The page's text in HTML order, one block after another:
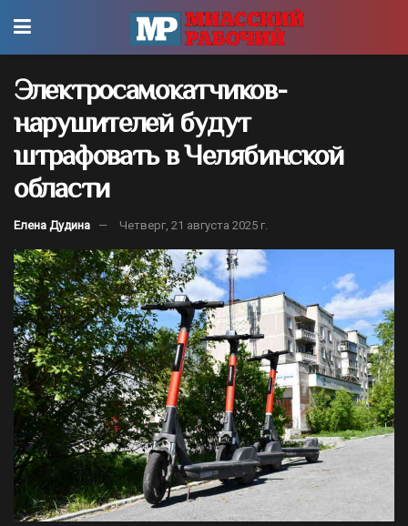
Электросамокатчиков-
нарушителей будут
штрафовать в Челябинской
области
Елена Дудина Четверг, 21 августа 2025 г.